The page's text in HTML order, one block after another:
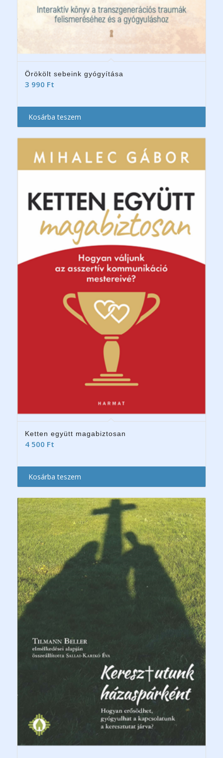
Örökölt sebeink gyógyítása
3 990 Ft
Kosárba teszem
Ketten együtt magabiztosan
4 500 Ft
Kosárba teszem